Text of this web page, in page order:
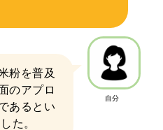
自分
粉を普及
のアプロ
あるとい
た。